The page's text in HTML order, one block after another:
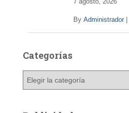
By Administrador
Categorías